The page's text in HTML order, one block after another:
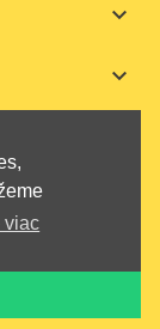
viac


s.r.o.